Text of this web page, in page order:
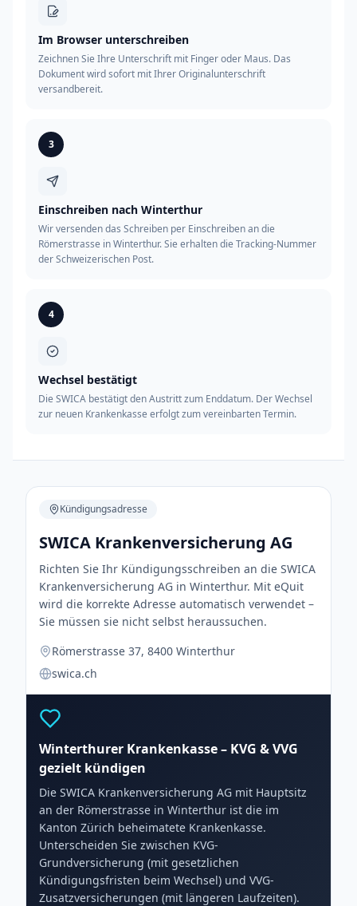
Im Browser unterschreiben
Zeichnen Sie Ihre Unterschrift mit Finger oder Maus. Das
Dokument wird sofort mit Ihrer Originalunterschrift
versandbereit.
3
Einschreiben nach Winterthur
Wir versenden das Schreiben per Einschreiben an die
Römerstrasse in Winterthur. Sie erhalten die Tracking-Nummer
der Schweizerischen Post.
4
Wechsel bestätigt
Die SWICA bestätigt den Austritt zum Enddatum. Der Wechsel
zur neuen Krankenkasse erfolgt zum vereinbarten Termin.
Kündigungsadresse
SWICA Krankenversicherung AG
Richten Sie Ihr Kündigungsschreiben an die SWICA
Krankenversicherung AG in Winterthur. Mit eQuit
wird die korrekte Adresse automatisch verwendet –
Sie müssen sie nicht selbst heraussuchen.
Römerstrasse 37, 8400 Winterthur
swica.ch
Winterthurer Krankenkasse – KVG & VVG
gezielt kündigen
Die SWICA Krankenversicherung AG mit Hauptsitz
an der Römerstrasse in Winterthur ist die im
Kanton Zürich beheimatete Krankenkasse.
Unterscheiden Sie zwischen KVG-
Grundversicherung (mit gesetzlichen
Kündigungsfristen beim Wechsel) und VVG-
Zusatzversicherungen (mit längeren Laufzeiten).